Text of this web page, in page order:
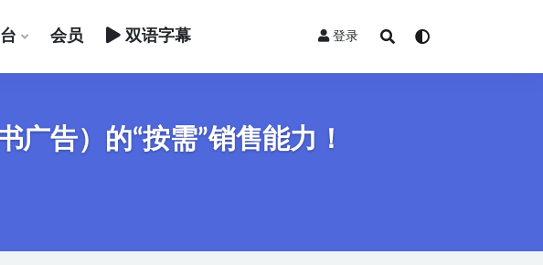
会员 双语字幕 登录
广告）的“按需”销售能力！